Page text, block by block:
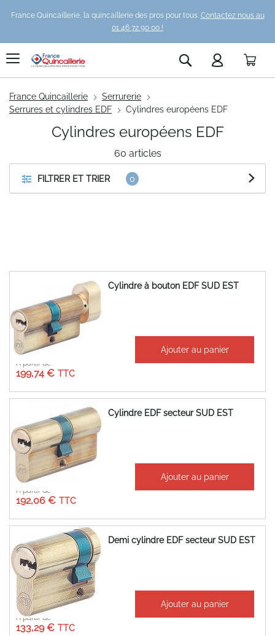
France Quincaillerie, la quincaillerie des pros pour tous. Contactez nous au
01 46 72 90 00 !
Rechercher
France Quincaillerie
Serrurerie
Serrures et cylindres EDF
Cylindres européens EDF
FILTRER ET TRIER
60 articles
Cylindres européens EDF
Cylindre à bouton EDF SUD EST
À partir de
199,74 €
Ajouter au panier
Cylindre EDF secteur SUD EST
À partir de
192,06 €
Ajouter au panier
Demi cylindre EDF secteur SUD EST
À partir de
133,29 €
Ajouter au panier